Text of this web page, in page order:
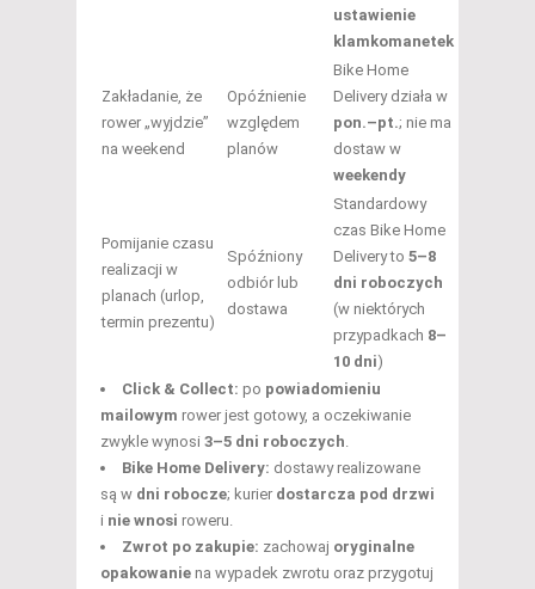
ustawienie
klamkomanetek
Zakładanie, że
rower „wyjdzie”
na weekend
Opóźnienie
względem
planów
Bike Home
Delivery działa w
pon.–pt.; nie ma
dostaw w
weekendy
Pomijanie czasu
realizacji w
planach (urlop,
termin prezentu)
Spóźniony
odbiór lub
dostawa
Standardowy
czas Bike Home
Delivery to 5–8
dni roboczych
(w niektórych
przypadkach 8–
10 dni)
Click & Collect: po powiadomieniu
mailowym rower jest gotowy, a oczekiwanie
zwykle wynosi 3–5 dni roboczych.
Bike Home Delivery: dostawy realizowane
są w dni robocze; kurier dostarcza pod drzwi
i nie wnosi roweru.
Zwrot po zakupie: zachowaj oryginalne
opakowanie na wypadek zwrotu oraz przygotuj